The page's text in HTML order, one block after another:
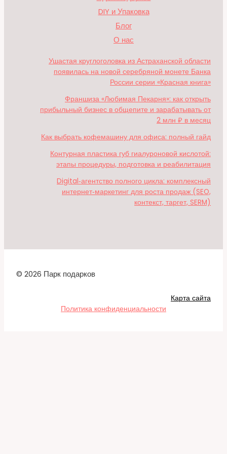
DIY и Упаковка
Блог
О нас
Ушастая круглоголовка из Астраханской области
появилась на новой серебряной монете Банка
России серии «Красная книга»
Франшиза «Любимая Пекарня»: как открыть
прибыльный бизнес в общепите и зарабатывать от
2 млн ₽ в месяц
Как выбрать кофемашину для офиса: полный гайд
Контурная пластика губ гиалуроновой кислотой:
этапы процедуры, подготовка и реабилитация
Digital‑агентство полного цикла: комплексный
интернет‑маркетинг для роста продаж (SEO,
контекст, таргет, SERM)
© 2026 Парк подарков
Карта сайта
Политика конфиденциальности